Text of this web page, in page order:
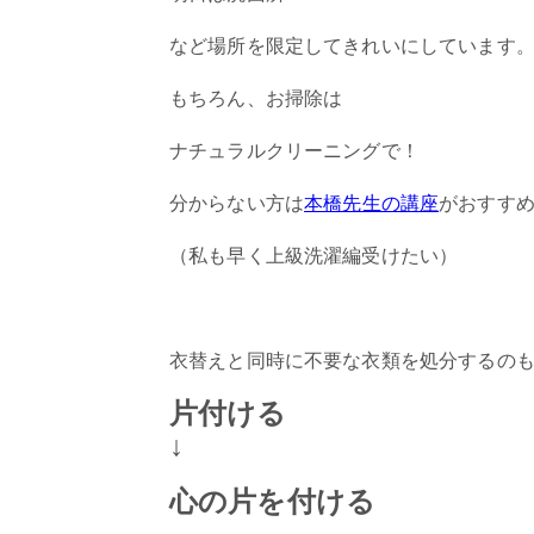
など場所を限定してきれいにしています。
もちろん、お掃除は
ナチュラルクリーニングで！
分からない方は本橋先生の講座がおすすめ
（私も早く上級洗濯編受けたい）
衣替えと同時に不要な衣類を処分するのも
片付ける
↓
心の片を付ける